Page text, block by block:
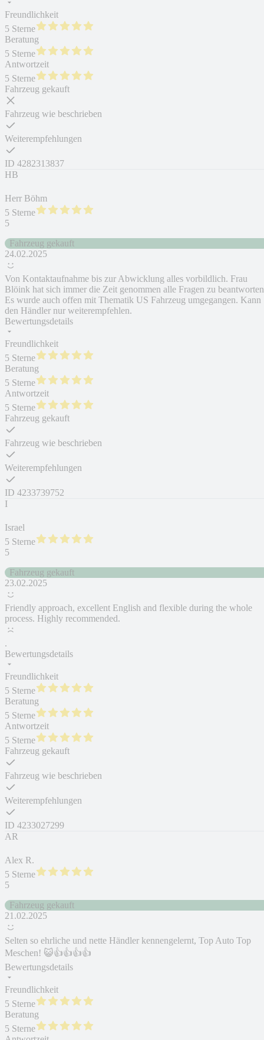
Freundlichkeit
5 Sterne
Beratung
5 Sterne
Antwortzeit
5 Sterne
Fahrzeug gekauft
Fahrzeug wie beschrieben
Weiterempfehlungen
ID 4282313837
HB
Herr Böhm
5 Sterne
5
Fahrzeug gekauft
24.02.2025
Von Kontaktaufnahme bis zur Abwicklung alles vorbildlich. Frau
Blöink hat sich immer die Zeit genommen alle Fragen zu
Es wurde auch offen mit Thematik US Fahrzeug umgegangen. Kann
den Händler nur weiterempfehlen.
Bewertungsdetails
Freundlichkeit
5 Sterne
Beratung
5 Sterne
Antwortzeit
5 Sterne
Fahrzeug gekauft
Fahrzeug wie beschrieben
Weiterempfehlungen
ID 4233739752
I
Israel
5 Sterne
5
Fahrzeug gekauft
23.02.2025
Friendly approach, excellent English and flexible during the whole
process. Highly recommended.
.
Bewertungsdetails
Freundlichkeit
5 Sterne
Beratung
5 Sterne
Antwortzeit
5 Sterne
Fahrzeug gekauft
Fahrzeug wie beschrieben
Weiterempfehlungen
ID 4233027299
AR
Alex R.
5 Sterne
5
Fahrzeug gekauft
21.02.2025
Selten so ehrliche und nette Händler kennengelernt, Top Auto Top
Meschen! 😺👍👍👍👍
Bewertungsdetails
Freundlichkeit
5 Sterne
Beratung
5 Sterne